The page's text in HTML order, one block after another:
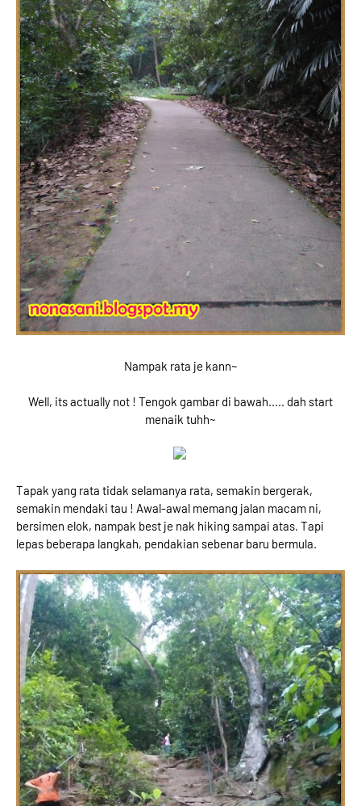
Nampak rata je kann~
Well, its actually not ! Tengok gambar di bawah..... dah start
menaik tuhh~
Tapak yang rata tidak selamanya rata, semakin bergerak,
semakin mendaki tau ! Awal-awal memang jalan macam ni,
bersimen elok, nampak best je nak hiking sampai atas. Tapi
lepas beberapa langkah, pendakian sebenar baru bermula.